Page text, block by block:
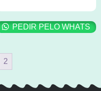
PEDIR PELO WHATS
2